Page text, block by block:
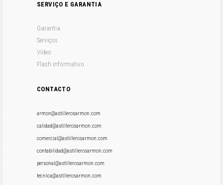
SERVIÇO E GARANTIA
Garantia
Serviços
Vídeo
Flash informativo
CONTACTO
armon@astillerosarmon.com
calidad@astillerosarmon.com
comercial@astillerosarmon.com
contabilidad@astillerosarmon.com
personal@astillerosarmon.com
tecnica@astillerosarmon.com